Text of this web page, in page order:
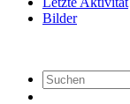
Bilder